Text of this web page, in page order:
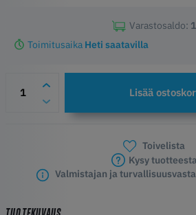
Varastosaldo: 1
Toimitusaika Heti saatavilla
Lisää
Toivelista
Kysy
Valmistajan ja